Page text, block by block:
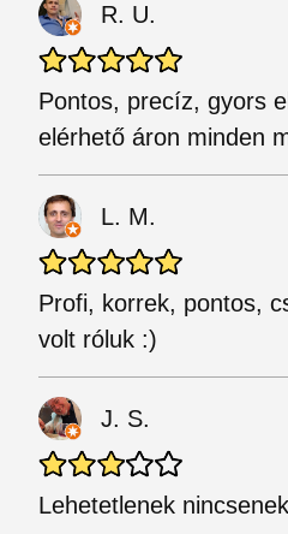
R. U.
Pontos, precíz, gyors
elérhető áron minden
L. M.
Profi, korrek, pontos,
volt róluk :)
J. S.
Lehetetlenek